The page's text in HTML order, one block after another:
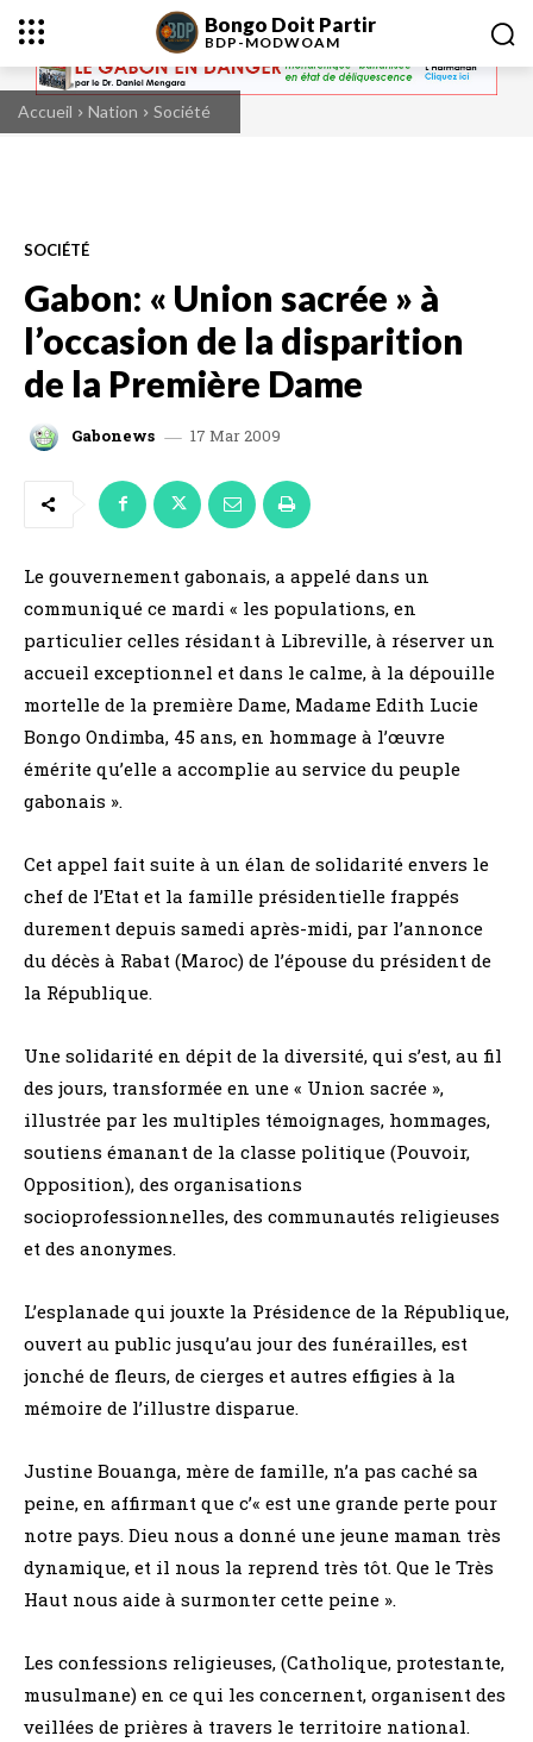
Bongo Doit Partir
BDP-MODWOAM
Accueil Nation Société
SOCIÉTÉ
Gabon: « Union sacrée » à
l’occasion de la disparition
de la Première Dame
Gabonews 17 Mar 2009
Le gouvernement gabonais, a appelé dans un
communiqué ce mardi « les populations, en
particulier celles résidant à Libreville, à réserver un
accueil exceptionnel et dans le calme, à la dépouille
mortelle de la première Dame, Madame Edith Lucie
Bongo Ondimba, 45 ans, en hommage à l’œuvre
émérite qu’elle a accomplie au service du peuple
gabonais ».
Cet appel fait suite à un élan de solidarité envers le
chef de l’Etat et la famille présidentielle frappés
durement depuis samedi après-midi, par l’annonce
du décès à Rabat (Maroc) de l’épouse du président de
la République.
Une solidarité en dépit de la diversité, qui s’est, au fil
des jours, transformée en une « Union sacrée »,
illustrée par les multiples témoignages, hommages,
soutiens émanant de la classe politique (Pouvoir,
Opposition), des organisations
socioprofessionnelles, des communautés religieuses
et des anonymes.
L’esplanade qui jouxte la Présidence de la République,
ouvert au public jusqu’au jour des funérailles, est
jonché de fleurs, de cierges et autres effigies à la
mémoire de l’illustre disparue.
Justine Bouanga, mère de famille, n’a pas caché sa
peine, en affirmant que c’« est une grande perte pour
notre pays. Dieu nous a donné une jeune maman très
dynamique, et il nous la reprend très tôt. Que le Très
Haut nous aide à surmonter cette peine ».
Les confessions religieuses, (Catholique, protestante,
musulmane) en ce qui les concernent, organisent des
veillées de prières à travers le territoire national.